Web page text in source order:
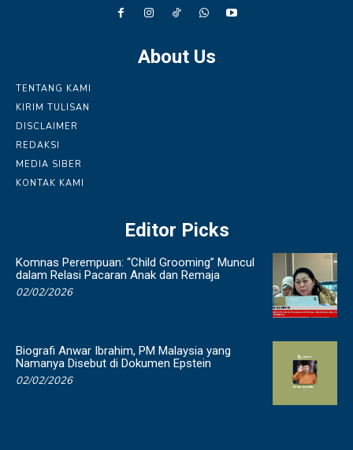
About Us
TENTANG KAMI
KIRIM TULISAN
DISCLAIMER
REDAKSI
MEDIA SIBER
KONTAK KAMI
Editor Picks
Komnas Perempuan: “Child Grooming” Muncul
dalam Relasi Pacaran Anak dan Remaja
02/02/2026
Biografi Anwar Ibrahim, PM Malaysia yang
Namanya Disebut di Dokumen Epstein
02/02/2026